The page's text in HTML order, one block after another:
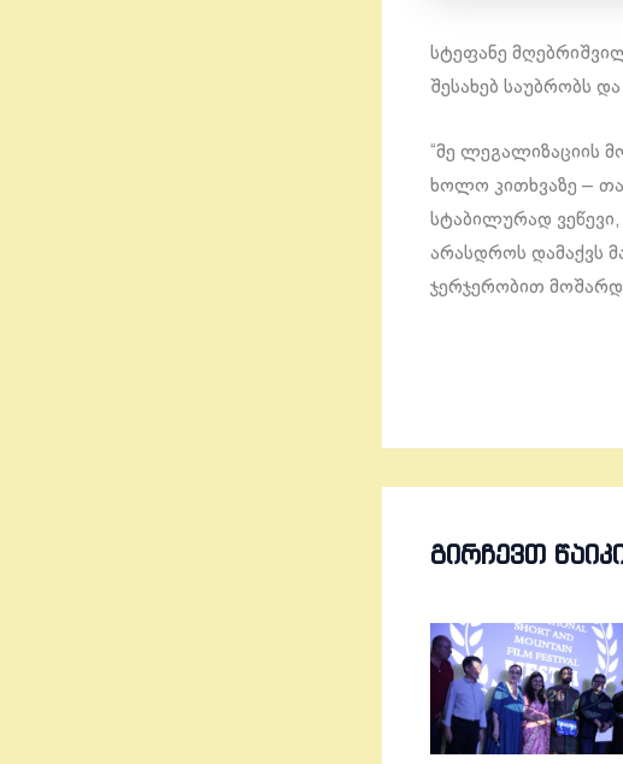
სტეფანე
შესახებ საუბრობს
“მე ლეგალიზაციის
ხოლო კითხვაზე –
სტაბილურად ვეწევი,
არასდროს დამაქვს
ჯერჯერობით
ᲒᲘᲠᲩᲔᲕᲗ